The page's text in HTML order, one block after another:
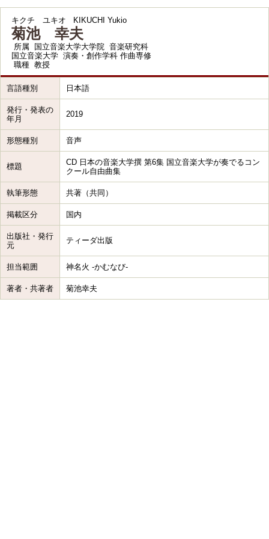
キクチ ユキオ KIKUCHI Yukio
菊池 幸夫
所属
国立音楽大学大学院 音楽研究科
国立音楽大学 演奏・創作学科 作曲専修
職種 教授
言語種別 日本語
発行・発表の
年月
2019
形態種別 音声
標題
CD 日本の音楽大学撰 第6集 国立音楽大学が奏でるコン
クール自由曲集
執筆形態 共著（共同）
掲載区分 国内
出版社・発行
元
ティーダ出版
担当範囲 神名火 -かむなび-
著者・共著者 菊池幸夫